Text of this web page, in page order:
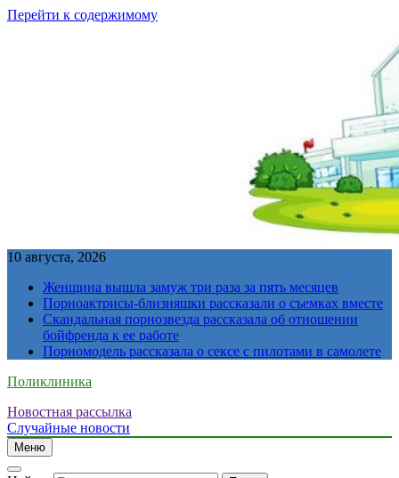
Перейти к содержимому
10 августа, 2026
Женщина вышла замуж три раза за пять месяцев
Порноактрисы-близняшки рассказали о съемках вместе
Скандальная порнозвезда рассказала об отношении
бойфренда к ее работе
Порномодель рассказала о сексе с пилотами в самолете
Поликлиника
Новостная рассылка
Случайные новости
Меню